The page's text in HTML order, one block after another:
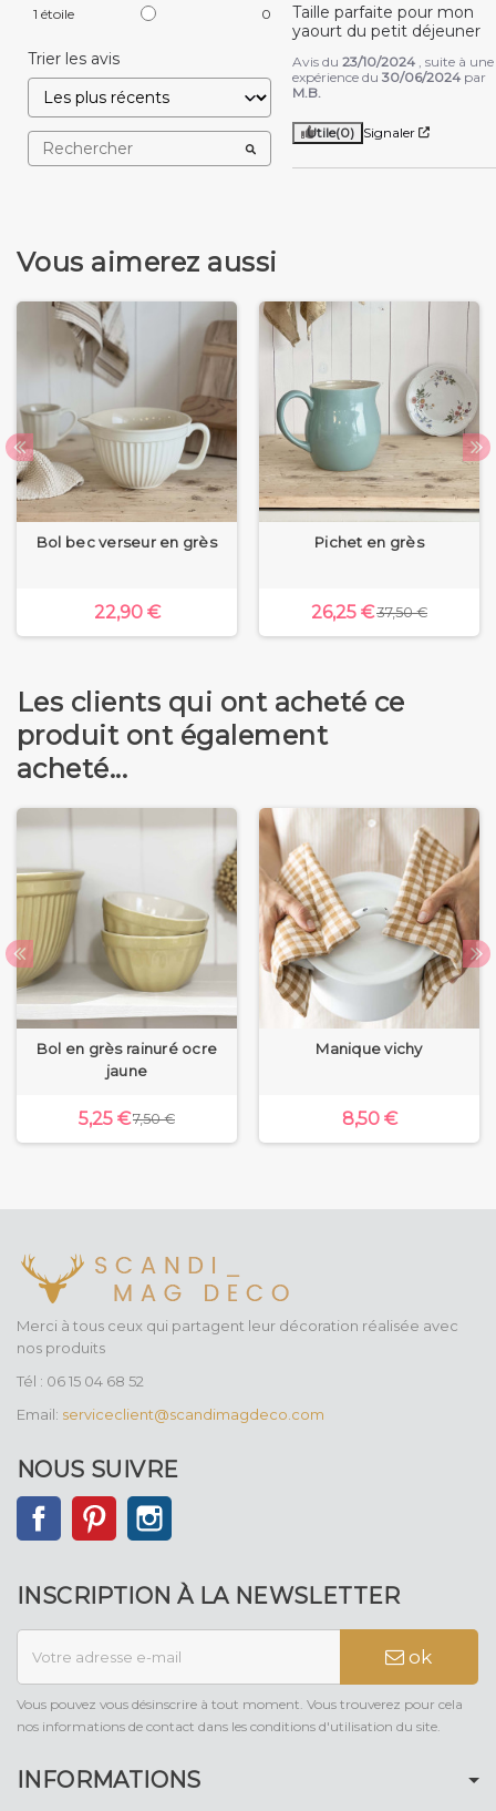
1 étoile 0
Trier les avis
Taille parfaite pour mon
yaourt du petit déjeuner
Avis du23/10/2024 , suite à une
expérience du30/06/2024 par
M.B.
Utile(0) Signaler
Vous aimerez aussi
Bol bec verseur en grès
22,90 €
Pichet en grès
26,25 €37,50 €
Les clients qui ont acheté ce
produit ont également
acheté...
Bol en grès rainuré ocre
jaune
5,25 €7,50 €
Manique vichy
8,50 €
Merci à tous ceux qui partagent leur décoration réalisée avec
nos produits
Tél : 06 15 04 68 52
Email: serviceclient@scandimagdeco.com
NOUS SUIVRE
FacebookPinterest
INSCRIPTION À LA NEWSLETTER
ok
Vous pouvez vous désinscrire à tout moment. Vous trouverez pour cela
nos informations de contact dans les conditions d'utilisation du site.
INFORMATIONS